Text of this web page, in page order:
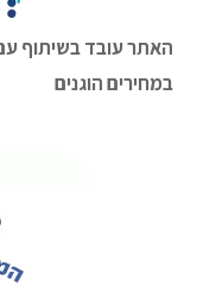
האתר עובד בשיתוף
במחירים הוגנים